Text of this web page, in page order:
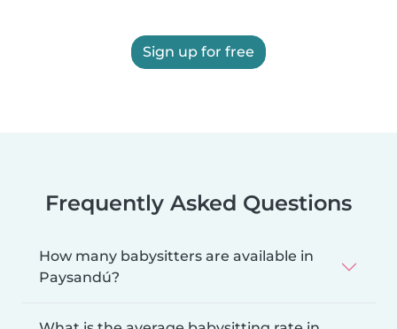
Sign up for free
Frequently Asked Questions
How many babysitters are available in
Paysandú?